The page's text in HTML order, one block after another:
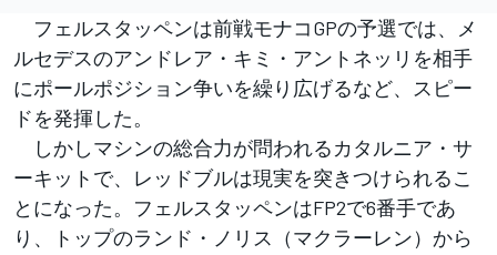
フェルスタッペンは前戦モナコGPの予選では、メ
ルセデスのアンドレア・キミ・アントネッリを相手
にポールポジション争いを繰り広げるなど、スピー
ドを発揮した。
しかしマシンの総合力が問われるカタルニア・サ
ーキットで、レッドブルは現実を突きつけられるこ
とになった。フェルスタッペンはFP2で6番手であ
り、トップのランド・ノリス（マクラーレン）から